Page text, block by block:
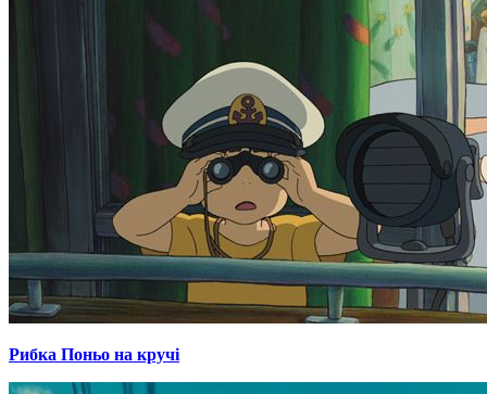
Рибка Поньо на кручі